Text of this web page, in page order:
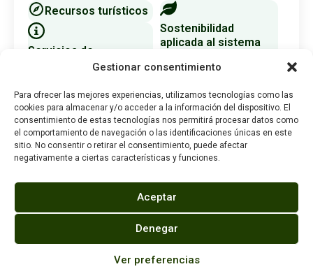
Gestionar consentimiento
Para ofrecer las mejores experiencias, utilizamos tecnologías como las
cookies para almacenar y/o acceder a la información del dispositivo. El
consentimiento de estas tecnologías nos permitirá procesar datos como
el comportamiento de navegación o las identificaciones únicas en este
sitio. No consentir o retirar el consentimiento, puede afectar
negativamente a ciertas características y funciones.
Aceptar
Denegar
Ver preferencias
Recursos turísticos
Servicios de
información turística
Procesos de guía y
asistencia turística
Diseño de productos
turísticos
extranjera
Sostenibilidad
aplicada al sistema
Itinerario personal
para la empleabilidad I
Itinerario personal
para la empleabilidad
Proyecto intermodular
Módulo profesional
optativo